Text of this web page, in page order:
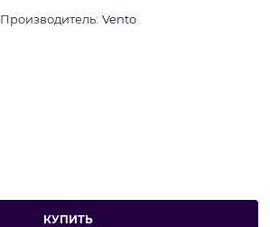
Производитель: Vento
КУПИТЬ